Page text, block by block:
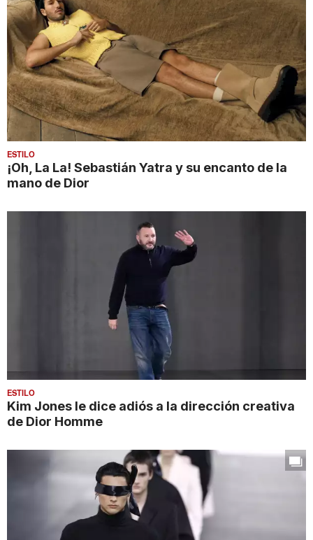
ESTILO
¡Oh, La La! Sebastián Yatra y su encanto de la
mano de Dior
ESTILO
Kim Jones le dice adiós a la dirección creativa
de Dior Homme